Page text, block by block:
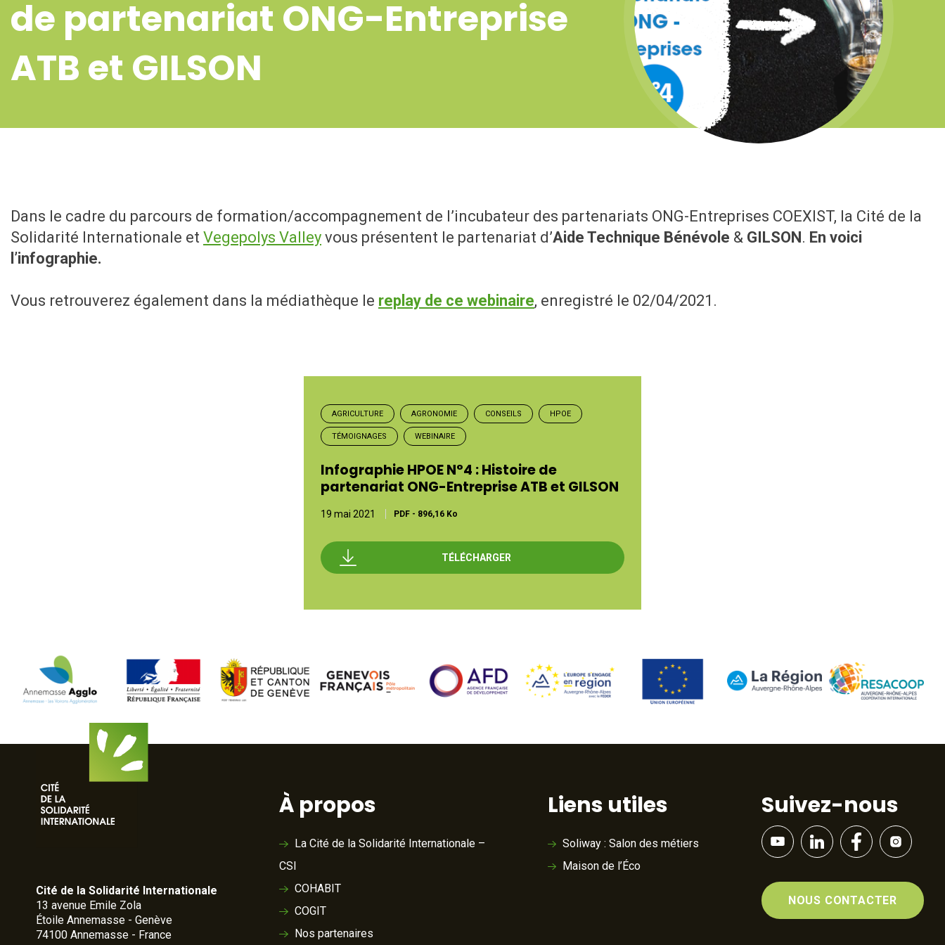
de partenariat ONG-Entreprise
ATB et GILSON
Dans le cadre du parcours de formation/accompagnement de l’incubateur des partenariats ONG-Entreprises COEXIST, la Cité de la
Solidarité Internationale et Vegepolys Valley vous présentent le partenariat d’Aide Technique Bénévole & GILSON. En voici
l’infographie.
Vous retrouverez également dans la médiathèque le replay de ce webinaire, enregistré le 02/04/2021.
AGRICULTURE AGRONOMIE CONSEILS HPOE
TÉMOIGNAGES WEBINAIRE
Infographie HPOE N°4 : Histoire de
partenariat ONG-Entreprise ATB et GILSON
19 mai 2021 PDF - 896,16 Ko
TÉLÉCHARGER
Cité de la Solidarité Internationale
13 avenue Emile Zola
Étoile Annemasse - Genève
74100 Annemasse - France
À propos
La Cité de la Solidarité Internationale –
CSI
COHABIT
COGIT
Nos partenaires
Liens utiles
Soliway : Salon des métiers
Maison de l’Éco
Suivez-nous
NOUS CONTACTER